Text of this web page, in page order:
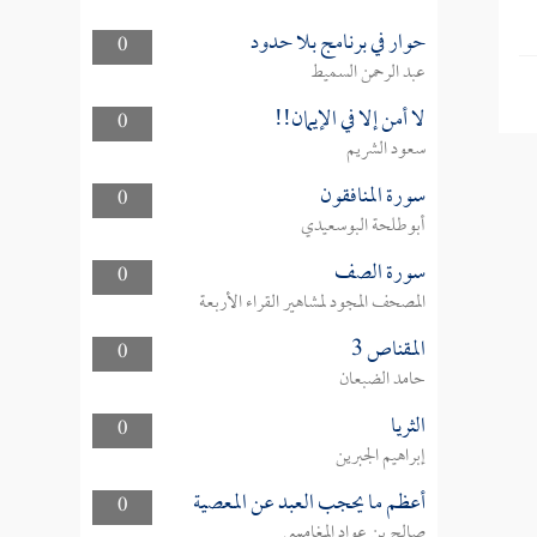
0 حوار في برنامج بلا حدود
عبد الرحمن السميط
0
لا أمن إلا في الإيمان!!
سعود الشريم
0
سورة المنافقون
أبوطلحة البوسعيدي
0
سورة الصف
المصحف المجود لمشاهير القراء الأربعة
0
المقناص 3
حامد الضبعان
0
الثريا
إبراهيم الجبرين
0
أعظم ما يحجب العبد عن المعصية